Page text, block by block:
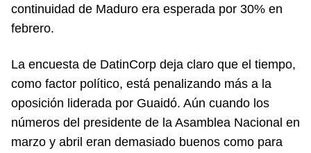
continuidad de Maduro era esperada por 30% en
febrero.
La encuesta de DatinCorp deja claro que el tiempo,
como factor político, está penalizando más a la
oposición liderada por Guaidó. Aún cuando los
números del presidente de la Asamblea Nacional en
marzo y abril eran demasiado buenos como para